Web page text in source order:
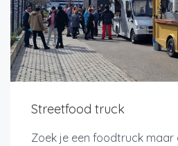
Streetfood truck
Zoek je een foodtruck maar